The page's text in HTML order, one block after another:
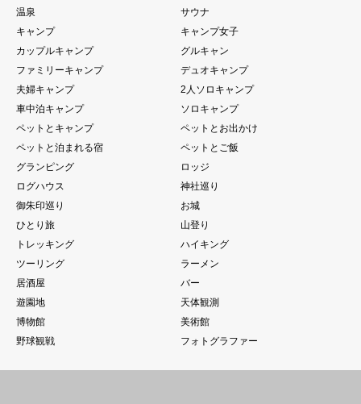
温泉
サウナ
キャンプ
キャンプ女子
カップルキャンプ
グルキャン
ファミリーキャンプ
デュオキャンプ
夫婦キャンプ
2人ソロキャンプ
車中泊キャンプ
ソロキャンプ
ペットとキャンプ
ペットとお出かけ
ペットと泊まれる宿
ペットとご飯
グランピング
ロッジ
ログハウス
神社巡り
御朱印巡り
お城
ひとり旅
山登り
トレッキング
ハイキング
ツーリング
ラーメン
居酒屋
バー
遊園地
天体観測
博物館
美術館
野球観戦
フォトグラファー